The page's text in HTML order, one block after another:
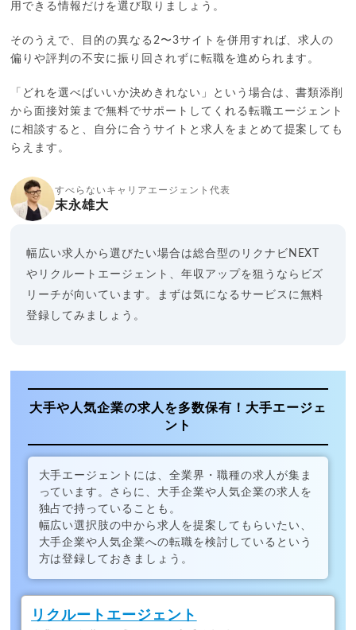
用できる情報だけを選び取りましょう。
そのうえで、目的の異なる2〜3サイトを併用すれば、求人の
偏りや評判の不安に振り回されずに転職を進められます。
「どれを選べばいいか決めきれない」という場合は、書類添削
から面接対策まで無料でサポートしてくれる転職エージェント
に相談すると、自分に合うサイトと求人をまとめて提案しても
らえます。
すべらないキャリアエージェント代表
末永雄大
幅広い求人から選びたい場合は総合型のリクナビNEXT
やリクルートエージェント、年収アップを狙うならビズ
リーチが向いています。まずは気になるサービスに無料
登録してみましょう。
大手や人気企業の求人を多数保有！大手エージェ
ント
大手エージェントには、全業界・職種の求人が集ま
っています。さらに、大手企業や人気企業の求人を
独占で持っていることも。
幅広い選択肢の中から求人を提案してもらいたい、
大手企業や人気企業への転職を検討しているという
方は登録しておきましょう。
リクルートエージェント